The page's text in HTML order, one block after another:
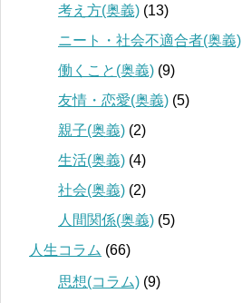
考え方(奥義) (13)
ニート・社会不適合者(奥義)
働くこと(奥義) (9)
友情・恋愛(奥義) (5)
親子(奥義) (2)
生活(奥義) (4)
社会(奥義) (2)
人間関係(奥義) (5)
人生コラム (66)
思想(コラム) (9)